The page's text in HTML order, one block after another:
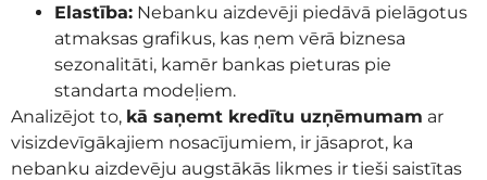
Elastība: Nebanku aizdevēji piedāvā pielāgotus
atmaksas grafikus, kas ņem vērā biznesa
sezonalitāti, kamēr bankas pieturas pie
standarta modeļiem.
Analizējot to, kā saņemt kredītu uzņēmumam ar
visizdevīgākajiem nosacījumiem, ir jāsaprot, ka
nebanku aizdevēju augstākās likmes ir tieši saistītas